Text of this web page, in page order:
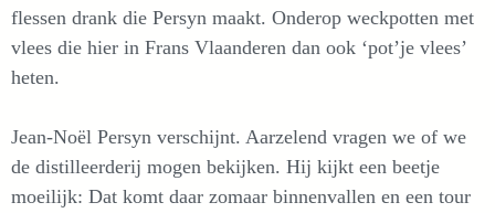
flessen drank die Persyn maakt. Onderop weckpotten met
vlees die hier in Frans Vlaanderen dan ook ‘pot’je vlees’
heten.
Jean-Noël Persyn verschijnt. Aarzelend vragen we of we
de distilleerderij mogen bekijken. Hij kijkt een beetje
moeilijk: Dat komt daar zomaar binnenvallen en een tour